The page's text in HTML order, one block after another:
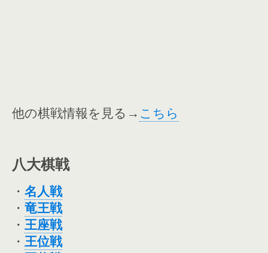
他の棋戦情報を見る→ こちら
八大棋戦
・ 名人戦
・ 竜王戦
・ 王座戦
・ 王位戦